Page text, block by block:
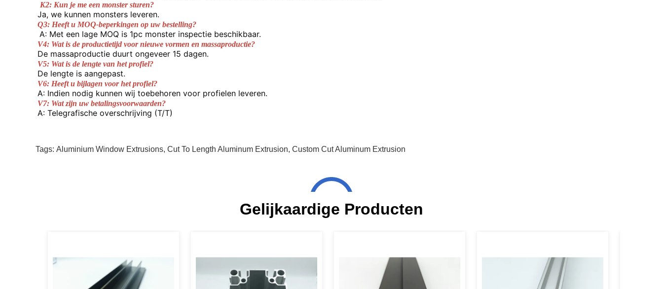
K2: Kun je me een monster sturen?
Ja, we kunnen monsters leveren.
Q3: Heeft u MOQ-beperkingen op uw bestelling?
A: Met een lage MOQ is 1pc monster inspectie beschikbaar.
V4: Wat is de productietijd voor nieuwe vormen en massaproductie?
De massaproductie duurt ongeveer 15 dagen.
V5: Wat is de lengte van het profiel?
De lengte is aangepast.
V6: Heeft u bijlagen voor het profiel?
A: Indien nodig kunnen wij toebehoren voor profielen leveren.
V7: Wat zijn uw betalingsvoorwaarden?
A: Telegrafische overschrijving (T/T)
Tags: Aluminium Window Extrusions, Cut To Length Aluminum Extrusion, Custom Cut Aluminum Extrusion
Gelijkaardige Producten